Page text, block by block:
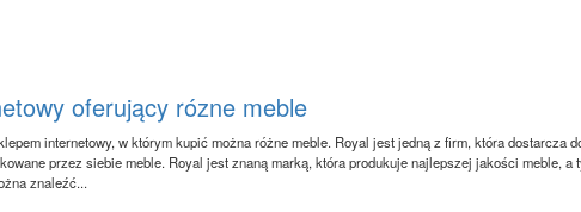
oferujący rózne meble
internetowy, w którym kupić można różne meble. Royal jest jedną z firm, która dostarcza
przez siebie meble. Royal jest znaną marką, która produkuje najlepszej jakości meble, a
znaleźć...